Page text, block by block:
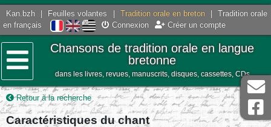
Kan.bzh Feuilles volantes Tradition orale en breton
Tradition orale
en français
Connexion Créer un compte
Menu
Chansons de tradition orale en langue
bretonne
dans les livres, revues, manuscrits, disques, cassettes, CDs
Retour à la recherche
Caractéristiques du chant